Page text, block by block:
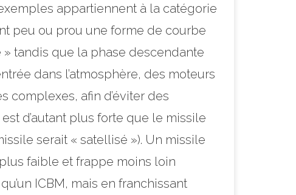
appartiennent à la catégorie
peu ou prou une forme de courbe
tandis que la phase descendante
dans l’atmosphère, des moteurs
complexes, afin d’éviter des
d’autant plus forte que le missile
serait « satellisé »). Un missile
faible et frappe moins loin
ICBM, mais en franchissant